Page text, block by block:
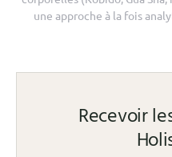
une approche à la fois
Recevoir